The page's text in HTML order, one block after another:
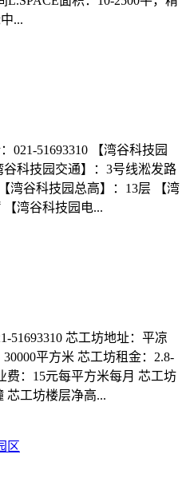
...
021-51693310 【湾谷科技园
科技园交通】：3号线淞发路
湾谷科技园总高】：13层 【湾
湾谷科技园电...
51693310 芯工坊地址：平凉
平方米 芯工坊租金：2.8-
费：15元每平方米每月 芯工坊
芯工坊楼层净高...